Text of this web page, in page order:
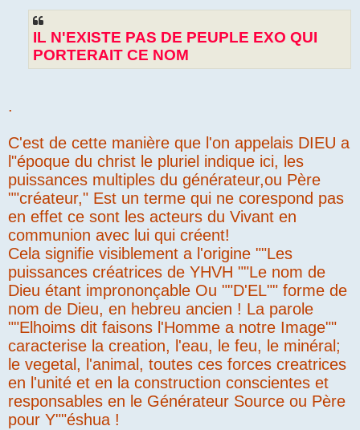
IL N'EXISTE PAS DE PEUPLE EXO QUI
PORTERAIT CE NOM
.
C'est de cette manière que l'on appelais DIEU a
l"époque du christ le pluriel indique ici, les
puissances multiples du générateur,ou Père
""créateur," Est un terme qui ne corespond pas
en effet ce sont les acteurs du Vivant en
communion avec lui qui créent!
Cela signifie visiblement a l'origine ""Les
puissances créatrices de YHVH ""Le nom de
Dieu étant imprononçable Ou ""D'EL"" forme de
nom de Dieu, en hebreu ancien ! La parole
""Elhoims dit faisons l'Homme a notre Image""
caracterise la creation, l'eau, le feu, le minéral;
le vegetal, l'animal, toutes ces forces creatrices
en l'unité et en la construction conscientes et
responsables en le Générateur Source ou Père
pour Y""éshua !